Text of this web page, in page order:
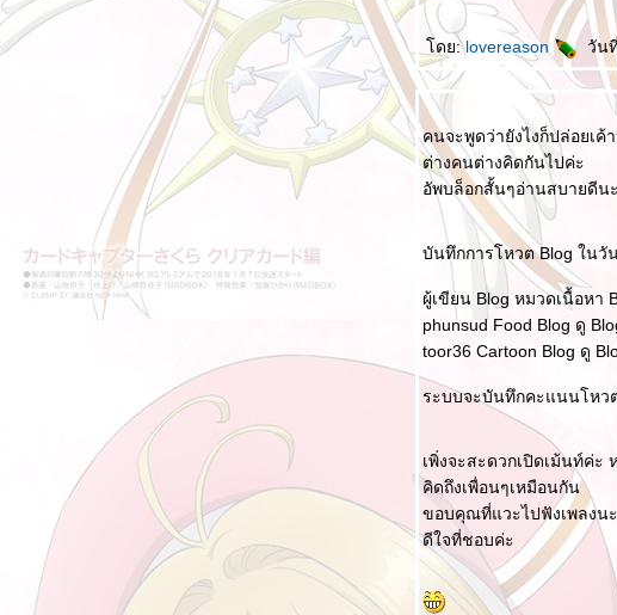
ดย:lovereason วัน
คนจะพูดว่ายังไงก็ปล่อยเค้
ต่างคนต่างคิดกันไปค่ะ
อัพบล็อกสั้นๆอ่านสบายดีน
บันทึกการโหวต Blog ในวั
ผู้เขียน Blog หมวดเนื้อหา
phunsud Food Blog ดู
toor36 Cartoon Blog ดู
ระบบจะบันทึกคะแนนโหว
เพิ่งจะสะดวกเปิดเม้นท์ค่ะ
คิดถึงเพื่อนๆเหมือนกัน
ขอบคุณที่แวะไปฟังเพลงน
ดีใจที่ชอบค่ะ